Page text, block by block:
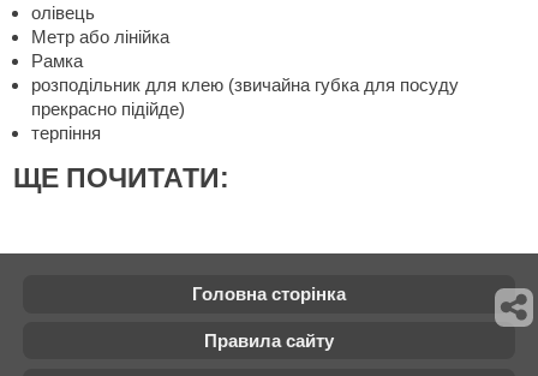
олівець
Метр або лінійка
Рамка
розподільник для клею (звичайна губка для посуду
прекрасно підійде)
терпіння
ЩЕ ПОЧИТАТИ:
Головна сторінка
Правила сайту